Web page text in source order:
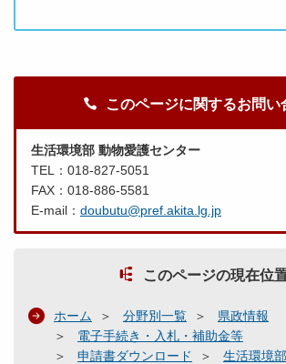
このページに関するお問い
生活環境部 動物愛護センター
TEL：018-827-5051
FAX：018-886-5581
E-mail： doubutu@pref.akita.lg.jp
このページの現在位
ホーム 分野別一覧
県政情報
電子手続き・入札・補助金等
申請書ダウンロード
生活環境部